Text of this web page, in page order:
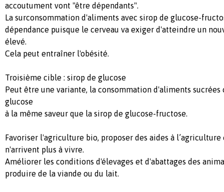
accoutument vont "être dépendants".
La surconsommation d'aliments avec sirop de glucose-
dépendance puisque le cerveau va exiger d'atteindre un
élevé.
Cela peut entraîner l'obésité.
Troisième cible : sirop de glucose
Peut être une variante, la consommation d'aliments sucrées
glucose
à la même saveur que la sirop de glucose-fructose.
Favoriser l'agriculture bio, proposer des aides à
n'arrivent plus à vivre.
Améliorer les conditions d'élevages et d'abattages des
produire de la viande ou du lait.